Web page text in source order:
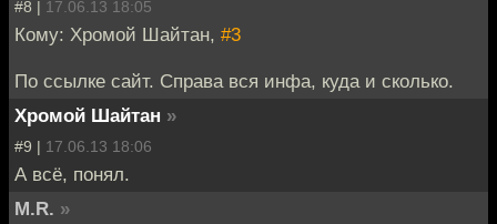
#8 | 17.06.13 18:05
Кому: Хромой Шайтан, #3
По ссылке сайт. Справа вся инфа, куда и сколько.
Хромой Шайтан »
#9 | 17.06.13 18:06
А всё, понял.
M.R. »